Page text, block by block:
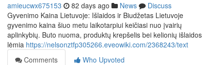
amieucwx675153 82 days ago News
Discuss
Gyvenimo Kaina Lietuvoje: Išlaidos ir Biudžetas Lietuvoje
gyvenimo kaina šiuo metu laikotarpiui keičiasi nuo įvairių
aplinkybių. Buto nuoma, produktų krepšelis bei kelionių išlaidos
lėmia https://nelsonztfp305266.eveowiki.com/2368243/text
Comments
Who Upvoted